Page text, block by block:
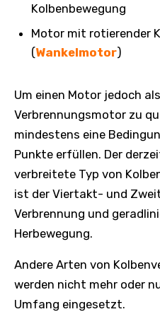
Kolbenbewegung
Motor mit rotierender
(Wankelmotor)
Um einen Motor jedoch
Verbrennungsmotor zu
mindestens eine
Punkte erfüllen. Der
verbreitete Typ von
ist der Viertakt- und
Verbrennung und
Herbewegung.
Andere Arten von
werden nicht mehr oder
Umfang eingesetzt.